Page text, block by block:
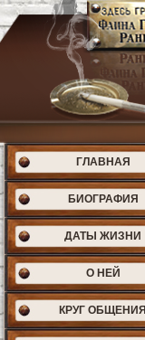
ГЛАВНАЯ
БИОГРАФИЯ
ДАТЫ ЖИЗНИ
О НЕЙ
КРУГ ОБЩЕНИЯ